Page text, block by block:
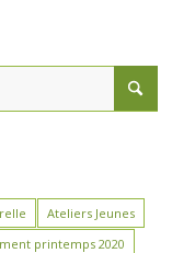
Ateliers Jeunes
printemps 2020